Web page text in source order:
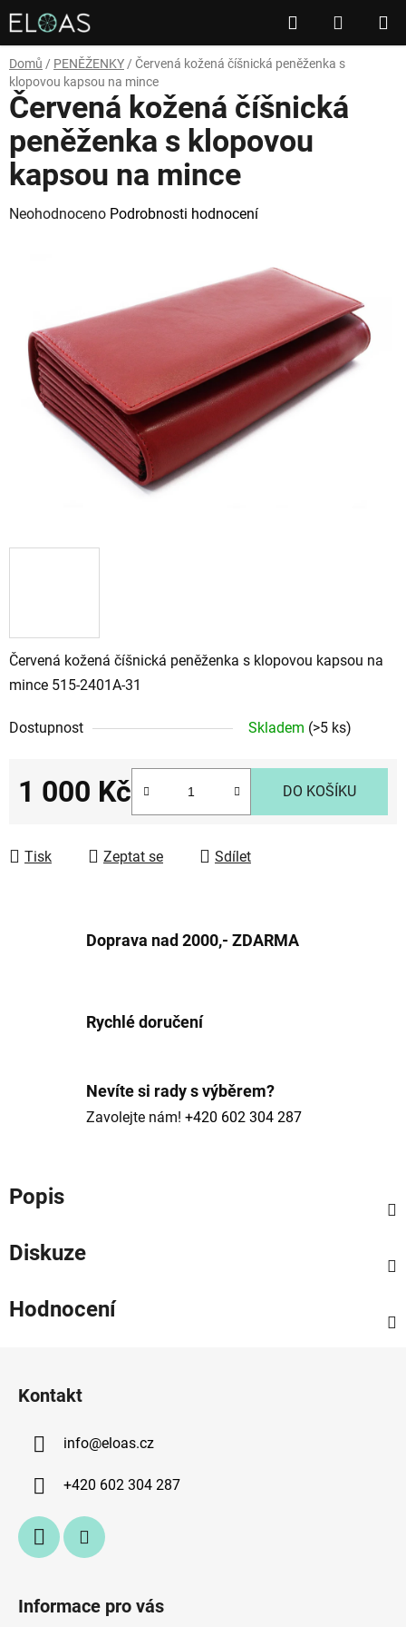
Přejít
na
obsah
Hledat
KOŠÍK
Domů / PENĚŽENKY / Červená kožená číšnická peněženka s
klopovou kapsou na mince
Červená kožená číšnická peněženka s klopovou kapsou na
mince 515-2401A-31
Dostupnost Skladem (>5 ks)
1 000 Kč DO KOŠÍKU
Tisk Zeptat se Sdílet
Červená kožená číšnická
peněženka s klopovou
kapsou na mince
Průměrné
hvězdiček.
Neohodnoceno Podrobnosti hodnocení
Doprava nad 2000,- ZDARMA
Rychlé doručení
Nevíte si rady s výběrem?
Zavolejte nám! +420 602 304 287
Popis
Diskuze
Hodnocení
Kontakt
info@eloas.cz
+420 602 304 287
Informace pro vás